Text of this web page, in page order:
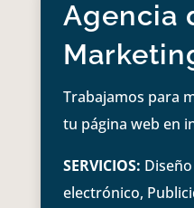
Agencia
Trabajamos para
tu página web en
SERVICIOS:
electrónico,